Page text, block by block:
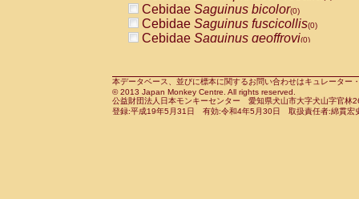
CercopithecidaeCercocebus
CercopithecidaeCercocebus
CercopithecidaeCercocebushybrid
CercopithecidaePapio anubis(0)
CercopithecidaePapio cynocephalus
CercopithecidaePapio hamadryas(0)
Cebidae Saguinus bicolor(0)
Cebidae Saguinus fuscicollis(0)
Cebidae Saguinus geoffroyi(0)
CebidaeSaguinus leucopus(0)
CebidaeSaguinus midas(0)
Cebidae Saguinus mystax(0)
本データベース、並びに標本に関するお問い合わせはキュレータ
© 2013 Japan Monkey Centre. All rights reserved.
公益財団法人日本モンキーセンター 愛知県犬山市大字犬山字官
登録:平成19年5月31日 有効:令和4年5月30日 取扱責任者:綿貫宏